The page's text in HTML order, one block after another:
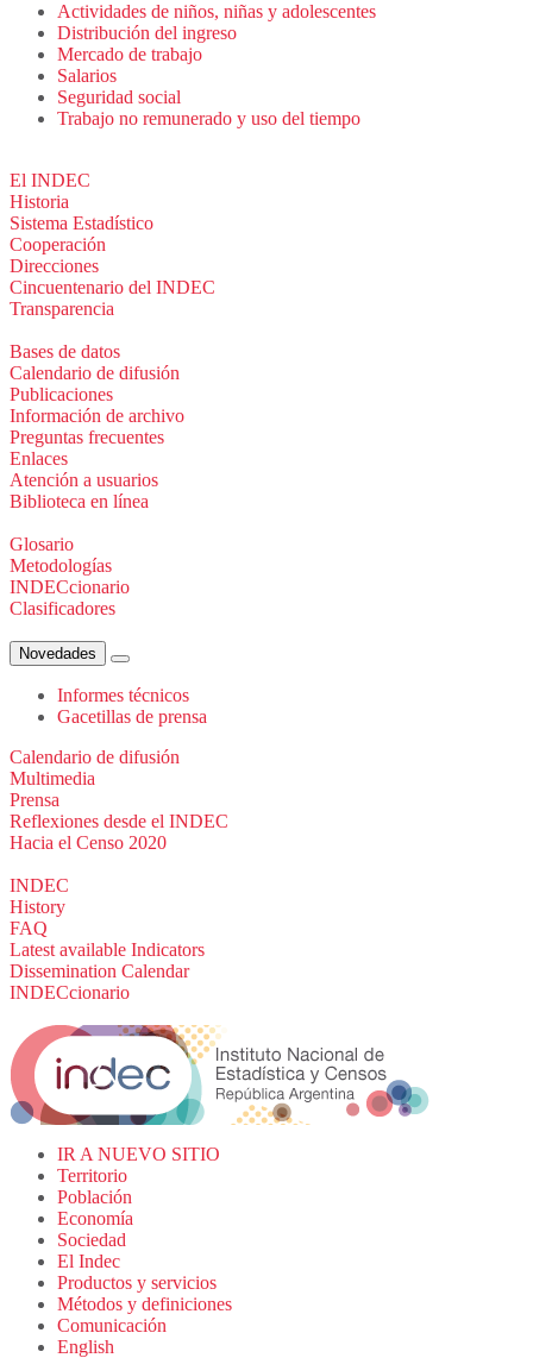
Actividades de niños, niñas y adolescentes
Distribución del ingreso
Mercado de trabajo
Salarios
Seguridad social
Trabajo no remunerado y uso del tiempo
El INDEC
Historia
Sistema Estadístico
Cooperación
Direcciones
Cincuentenario del INDEC
Transparencia
Bases de datos
Calendario de difusión
Publicaciones
Información de archivo
Preguntas frecuentes
Enlaces
Atención a usuarios
Biblioteca en línea
Glosario
Metodologías
INDECcionario
Clasificadores
Novedades
Informes técnicos
Gacetillas de prensa
Calendario de difusión
Multimedia
Prensa
Reflexiones desde el INDEC
Hacia el Censo 2020
INDEC
History
FAQ
Latest available Indicators
Dissemination Calendar
INDECcionario
IR A NUEVO SITIO
Territorio
Población
Economía
Sociedad
El Indec
Productos y servicios
Métodos y definiciones
Comunicación
English